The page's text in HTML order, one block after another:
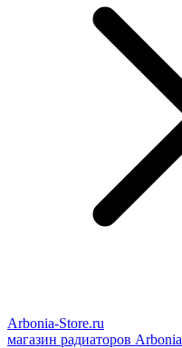
Arbonia-Store.ru
магазин радиаторов Arbonia